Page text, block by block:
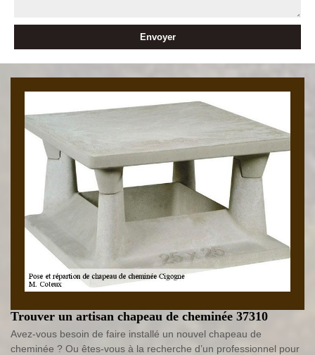
Trouver un artisan chapeau de cheminée 37310
Avez-vous besoin de faire installé un nouvel chapeau de
cheminée ? Ou êtes-vous à la recherche d’un professionnel pour